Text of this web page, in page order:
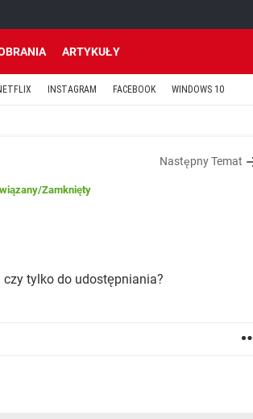
ARTYKUŁY
INSTAGRAM FACEBOOK WINDOWS 10
Następny Temat
/Zamknięty
tylko do udostępniania?